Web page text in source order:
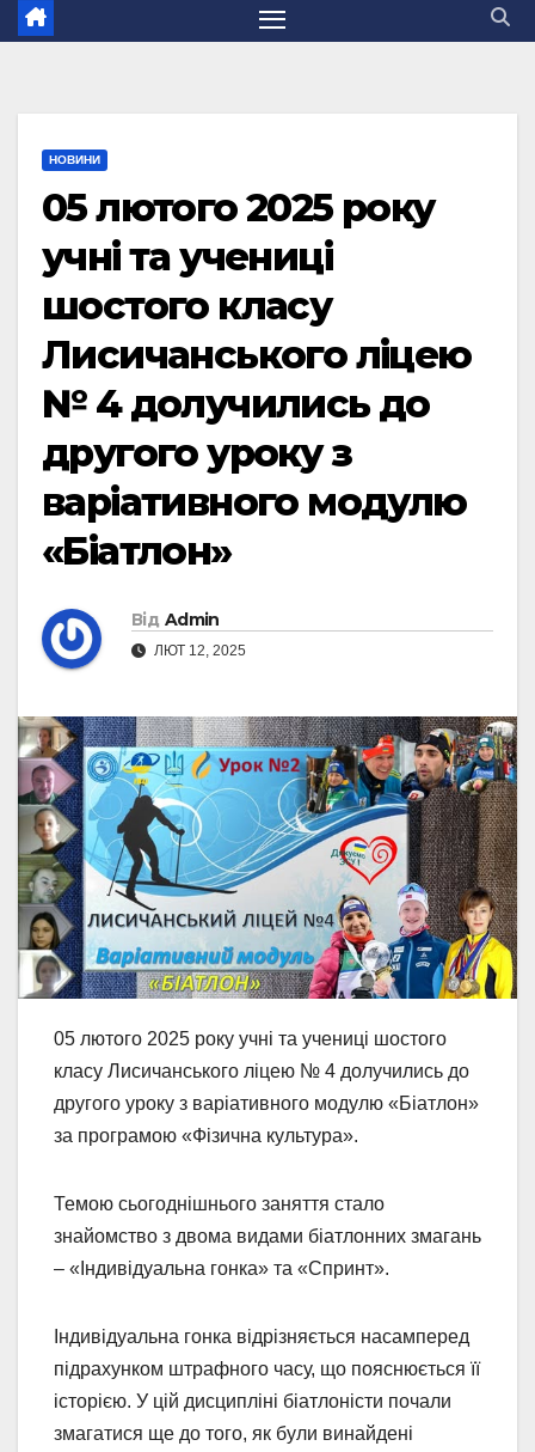
НОВИНИ
05 лютого 2025 року
учні та учениці
шостого класу
Лисичанського ліцею
№ 4 долучились до
другого уроку з
варіативного модулю
«Біатлон»
Від Admin
ЛЮТ 12, 2025
05 лютого 2025 року учні та учениці шостого
класу Лисичанського ліцею № 4 долучились до
другого уроку з варіативного модулю «Біатлон»
за програмою «Фізична культура».
Темою сьогоднішнього заняття стало
знайомство з двома видами біатлонних змагань
– «Індивідуальна гонка» та «Спринт».
Індивідуальна гонка відрізняється насамперед
підрахунком штрафного часу, що пояснюється її
історією. У цій дисципліні біатлоністи почали
змагатися ще до того, як були винайдені